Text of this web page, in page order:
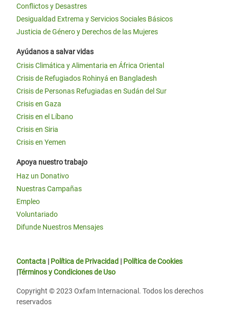
Conflictos y Desastres
Desigualdad Extrema y Servicios Sociales Básicos
Justicia de Género y Derechos de las Mujeres
Ayúdanos a salvar vidas
Crisis Climática y Alimentaria en África Oriental
Crisis de Refugiados Rohinyá en Bangladesh
Crisis de Personas Refugiadas en Sudán del Sur
Crisis en Gaza
Crisis en el Líbano
Crisis en Siria
Crisis en Yemen
Apoya nuestro trabajo
Haz un Donativo
Nuestras Campañas
Empleo
Voluntariado
Difunde Nuestros Mensajes
Contacta | Política de Privacidad | Política de Cookies
|Términos y Condiciones de Uso
Copyright © 2023 Oxfam Internacional. Todos los derechos
reservados